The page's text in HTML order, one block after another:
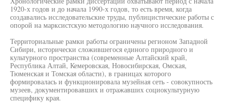
1920-х годов и до начала 1990-х годов, то есть время, когда
создавались исследовательские труды, публицистические работы с
опорой на марксистскую методологию научного исследования.
Территориальные рамки работы ограничены регионом Западной
Сибири, исторически сложившегося единого природного и
культурного пространства (современные Алтайский край,
Республика Алтай, Кемеровская, Новосибирская, Омская,
Тюменская и Томская области), в границах которого
формировалась и функционировала музейная сеть - совокупность
музеев, документировавших и отражавших социокультурную
специфику края.